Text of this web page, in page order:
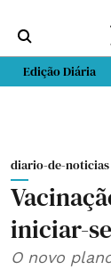
Edição Diária
diario-de-noticias
iniciar-
O novo